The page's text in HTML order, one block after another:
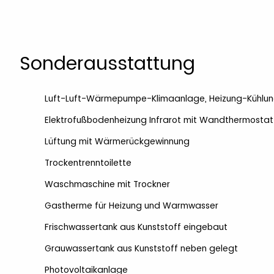
Sonderausstattung
Luft-Luft-Wärmepumpe-Klimaanlage, Heizung-
Elektrofußbodenheizung Infrarot mit Wandthermostat
Lüftung mit Wärmerückgewinnung
Trockentrenntoilette
Waschmaschine mit Trockner
Gastherme für Heizung und Warmwasser
Frischwassertank aus Kunststoff eingebaut
Grauwassertank aus Kunststoff neben gelegt
Photovoltaikanlage